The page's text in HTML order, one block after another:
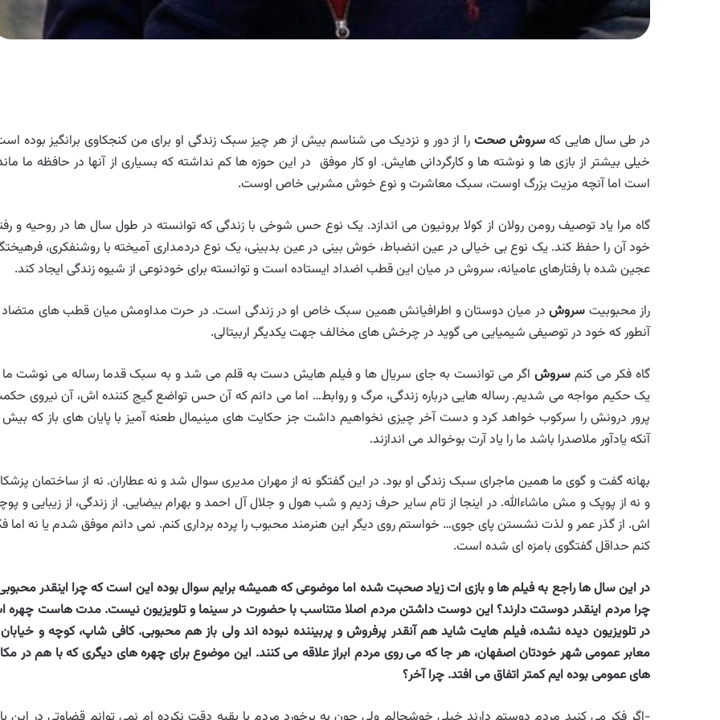
در طی سال هایی کهسروش صحت را از دور و نزدیک می شناسم بیش از هر چیز سبک زندگی او برای من کنجکاوی برانگیز بوده
خیلی بیشتر از بازی ها و نوشته ها و کارگردانی هایش. او کار موفق در این حوزه ها کم نداشته که بسیاری از آنها در حافظه ما
است اما آنچه مزیت بزرگ اوست، سبک معاشرت و نوع خوش مشربی خاص اوست.
گاه مرا یاد توصیف رومن رولان از کولا برونیون می اندازد. یک نوع حس شوخی با زندگی که توانسته در طول سال ها در روحیه و
خود آن را حفظ کند. یک نوع بی خیالی در عین انضباط، خوش بینی در عین بدبینی، یک نوع دردمداری آمیخته با روشنفکری،
عجین شده با رفتارهای عامیانه، سروش در میان این قطب اضداد ایستاده است و توانسته برای خودنوعی از شیوه زندگی ایجاد کند.
راز محبوبیت سروشدر میان دوستان و اطرافیانش همین سبک خاص او در زندگی است. در حرت مداومش میان قطب های متضاد
آنطور که خود در توصیفی شیمیایی می گوید در چرخش های مخالف جهت یکدیگر اربیتالی.
گاه فکر می کنم سروشاگر می توانست به جای سریال ها و فیلم هایش دست به قلم می شد و به سبک قدما رساله می نوشت ما
یک حکیم مواجه می شدیم. رساله هایی درباره زندگی، مرگ و روابط… اما می دانم که آن حس تواضع گیج کننده اش، آن نیروی
پرور درونش را سرکوب خواهد کرد و دست آخر چیزی نخواهیم داشت جز حکایت های مینیمال طعنه آمیز با پایان های باز که بیش
آنکه یادآور ملاصدرا باشد ما را یاد آرت بوخوالد می اندازند.
بهانه گفت و گوی ما همین ماجرای سبک زندگی او بود. در این گفتگو نه از مهران مدیری سوال شد و نه عطاران. نه از ساختمان
و نه از پوپک و مش ماشاءالله. در اینجا از تام سایر حرف زدیم و شب هول و جلال آل احمد و بهرام بیضایی. از زندگی، از زیبایی و
اش. از گذر عمر و لذت نشستن پای جوی… خواستم روی دیگر این هنرمند محبوب را پرده برداری کنم. نمی دانم موفق شدم یا نه اما
کنم حداقل گفتگوی بامزه ای شده است.
در این سال ها راجع به فیلم ها و بازی ات زیاد صحبت شده اما موضوعی که همیشه برایم سوال بوده این است که چرا اینقدر
چرا مردم اینقدر دوستت دارند؟ این دوست داشتن مردم اصلا متناسب با حضورت در سینما و تلویزیون نیست. مدت هاست چهره
در تلویزیون دیده نشده، فیلم هایت شاید هم آنقدر پرفروش و پربیننده نبوده اند ولی باز هم محبوبی.کافی شاپ، کوچه و
معابر عمومی شهر خودتان اصفهان، هر جا که می روی مردم ابراز علاقه می کنند. این موضوع برای چهره های دیگری که با هم در
های عمومی بوده ایم کمتر اتفاق می افتد. چرا آخر؟